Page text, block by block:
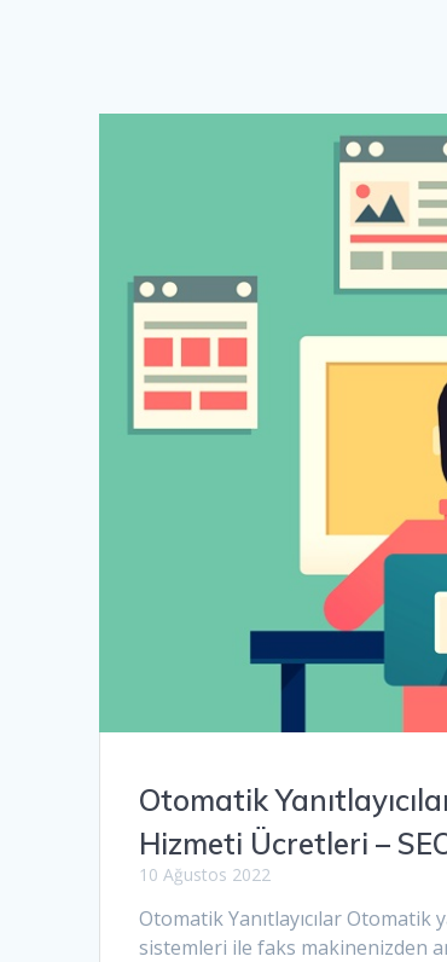
Otomatik
Hizmeti Ücretleri –
10 Ağustos 2022
Otomatik Yanıtlayıcılar Otomatik
sistemleri ile faks makinenizden